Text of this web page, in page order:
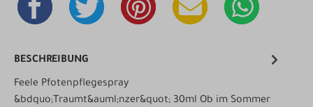
BESCHREIBUNG
Feele Pfotenpflegespray
&bdquo;Traumt&auml;nzer&quot; 30ml Ob im Sommer